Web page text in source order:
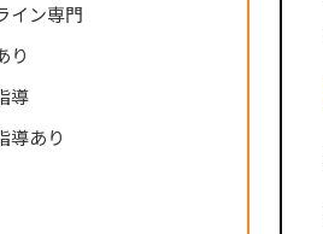
イン専門
り
導
導あり